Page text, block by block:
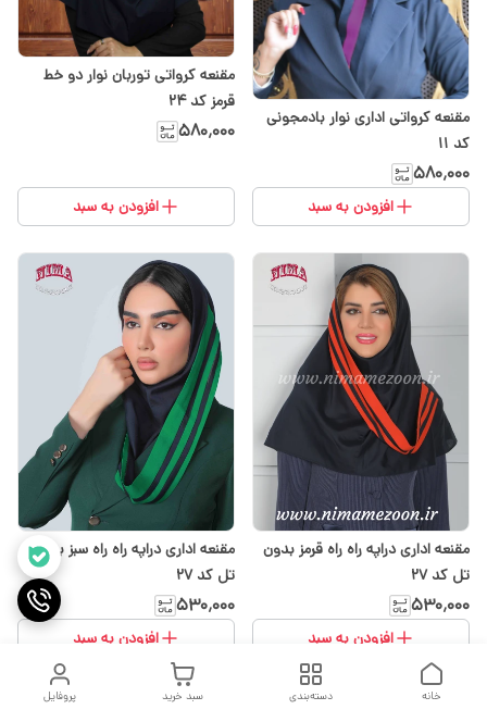
مقنعه کرواتی اداری نوار بادمجونی
کد ۱۱
۵۸۰٬۰۰۰
افزودن به سبد
مقنعه کرواتی توربان نوار دو خط
قرمز کد ۲۴
۵۸۰٬۰۰۰
افزودن به سبد
مقنعه اداری دراپه راه راه قرمز بدون
تل کد 27
۵۳۰٬۰۰۰
افزودن به سبد
مقنعه اداری دراپه راه راه سبز بدون
تل کد 27
۵۳۰٬۰۰۰
افزودن به سبد
پروفایل سبد خرید دسته‌بندی خانه